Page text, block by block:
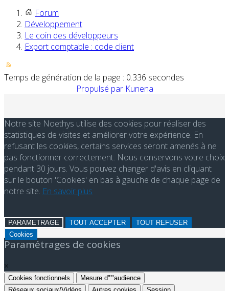
Forum
Développement
Le coin des développeurs
Export comptable : code client
Temps de génération de la page : 0.336 secondes
Propulsé par Kunena
Notre site Noethys utilise des cookies pour réaliser des
statistiques de visites et améliorer votre expérience. En
refusant les cookies, certains services seront amenés à ne
pas fonctionner correctement. Nous conservons votre choix
pendant 30 jours. Vous pouvez changer d'avis en cliquant
sur le bouton 'Cookies' en bas à gauche de chaque page de
notre site. En savoir plus
PARAMETRAGE TOUT ACCEPTER
TOUT REFUSER
Cookies
Paramétrages de cookies
×
Cookies fonctionnels
Mesure d"'"audience